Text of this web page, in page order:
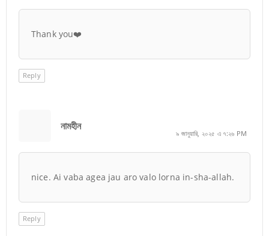
Thank you❤️
Reply
নামহীন
৯ জানুয়ারি, ২০২৫ এ ৭:২৬ PM
nice. Ai vaba agea jau aro valo lorna in-sha-allah.
Reply